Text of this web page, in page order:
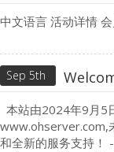
中文语言 活动详情
Sep 5th
本站由2024年9月5
www.ohserver.com,
和全新的服务支持